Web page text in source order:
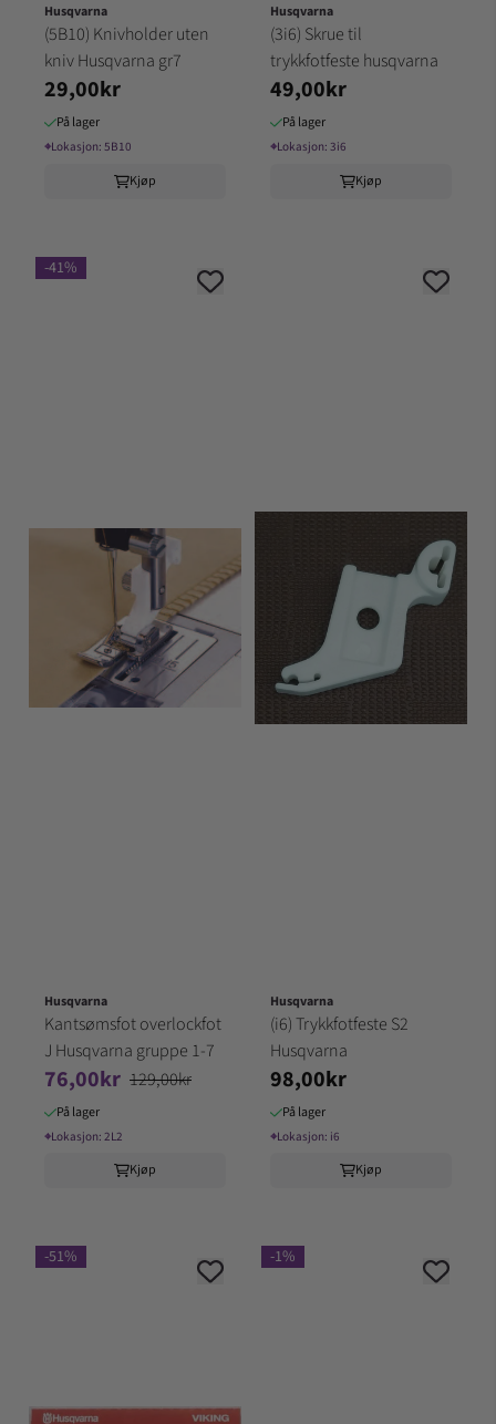
Husqvarna
(5B10) Knivholder uten
kniv Husqvarna gr7
29,00kr
På lager
⌖Lokasjon: 5B10
Kjøp
Husqvarna
(3i6) Skrue til
trykkfotfeste husqvarna
49,00kr
På lager
⌖Lokasjon: 3i6
Kjøp
-41%
Husqvarna
Kantsømsfot overlockfot
J Husqvarna gruppe 1-7
76,00kr 129,00kr
På lager
⌖Lokasjon: 2L2
Kjøp
Husqvarna
(i6) Trykkfotfeste S2
Husqvarna
98,00kr
På lager
⌖Lokasjon: i6
Kjøp
-51% -1%